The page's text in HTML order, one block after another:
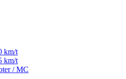
km/t
km/t
/ MC